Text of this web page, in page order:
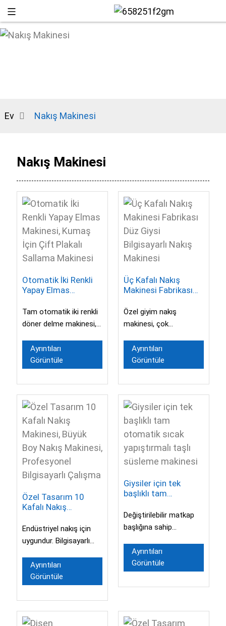
Ev Nakış Makinesi
Nakış Makinesi
Otomatik İki Renkli
Yapay Elmas
Çift Plakalı Sallama
Makinesi
Tam otomatik iki renkli
döner delme makinesi,
laminasyon özelliklerine
sahiptir...
Ayrıntıları
Görüntüle
Üç Kafalı Nakış
Makinesi Fabrikası
Nakış Makinesi
Özel giyim nakış
makinesi, çok
nakış makinesi...
Ayrıntıları
Görüntüle
Özel Tasarım 10
Kafalı Nakış
Nakış Makinesi,
Profesyonel
Bilgisayarlı Çalışma
Endüstriyel nakış için
uygundur. Bilgisayarlı
makinesi. Tek başlıklı
nakış makinesi...
Ayrıntıları
Görüntüle
Giysiler için tek
başlıklı tam
yapıştırmalı taşlı
süsleme makinesi
Değiştirilebilir matkap
başlığına sahip
yerleştirme makinesi. 2
mm'den itibaren
Ayrıntıları
Görüntüle